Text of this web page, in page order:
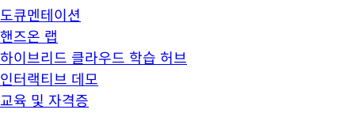
도큐멘테이션
핸즈온 랩
하이브리드 클라우드 학습 허브
인터랙티브 데모
교육 및 자격증